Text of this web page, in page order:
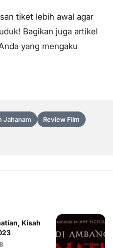
tiket lebih awal agar
Bagikan juga artikel
yang mengaku
Jahanam
Review Film
Kisah